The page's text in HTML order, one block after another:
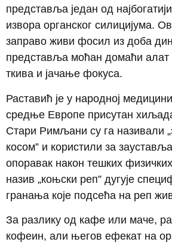
представља један од
извора органског силицијума.
заправо живи фосил из доба
представља моћан домаћи алат
ткива и јачање фокуса.
Раставић је у народној
средње Европе присутан
Стари Римљани су га називали
косом” и користили за
опоравак након тешких
назив „коњски реп” дугује
гранања које подсећа на реп
За разлику од кафе или маче,
кофеин, али његов ефекат на